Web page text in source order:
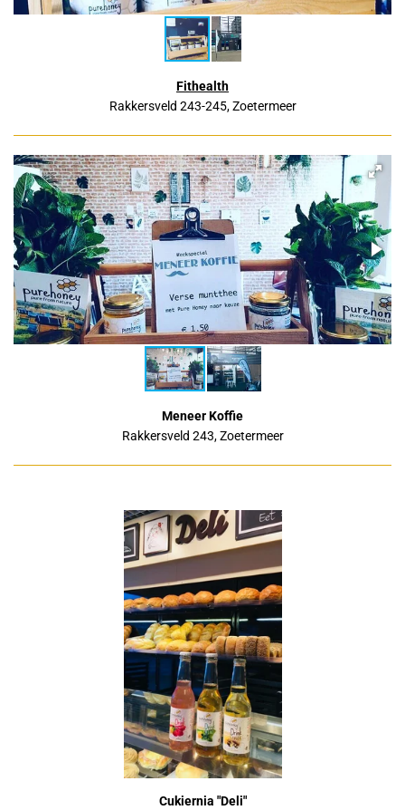
Fithealth
Rakkersveld 243-245,Zoetermeer
Meneer Koffie
Rakkersveld 243,Zoetermeer
Cukiernia "Deli"